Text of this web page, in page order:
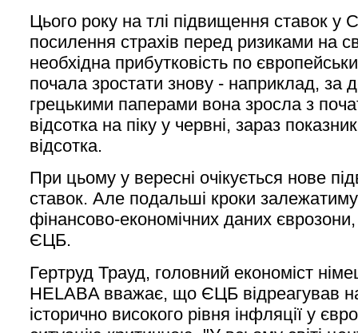
Цього року на тлі підвищення ставок
посилення страхів перед ризиками на
необхідна прибутковість по
почала зростати знову - наприклад, за
грецькими паперами вона зросла з
відсотка на піку у червні, зараз
відсотка.
При цьому у вересні очікується нове
ставок. Але подальші кроки
фінансово-економічних даних
ЄЦБ.
Гертруд Трауд, головний економіст
HELABA вважає, що ЄЦБ відреагував
історично високого рівня інфляції у